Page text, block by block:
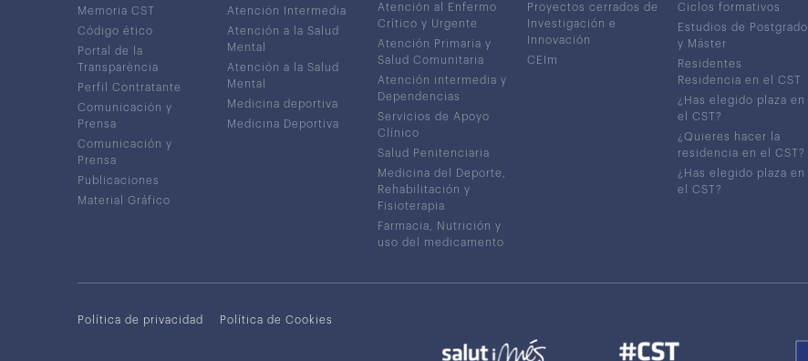
Memoria CST
Código ético
Portal de la
Transparència
Perfil Contratante
Comunicación y
Prensa
Comunicación y
Prensa
Publicaciones
Material Gráfico
Atención Intermedia
Atención a la Salud
Mental
Atención a la Salud
Mental
Medicina deportiva
Medicina Deportiva
Atención al Enfermo
Crítico y Urgente
Atención Primaria y
Salud Comunitaria
Atención intermedia y
Dependencias
Servicios de Apoyo
Clínico
Salud Penitenciaria
Medicina del Deporte,
Rehabilitación y
Fisioterapia
Farmacia, Nutrición y
uso del medicamento
Proyectos cerrados de
Investigación e
Innovación
CEIm
Ciclos formativos
Estudios de Postgrado
y Máster
Residentes
Residencia en el CST
¿Has elegido plaza en
el CST?
¿Quieres hacer la
residencia en el CST?
¿Has elegido plaza en
el CST?
Política de privacidad Política de Cookies